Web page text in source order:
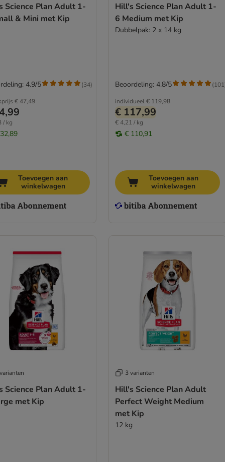
Science Plan Adult 1-
& Mini met Kip
€ 47,49
/ kg
4.9/5 (34)
Toevoegen aan
winkelwagen
Hill's Science Plan Adult 1-
6 Medium met Kip
Dubbelpak: 2 x 14 kg
individueel € 119,98
€ 117,99
€ 4,21 / kg
€ 110,91
Beoordeling: 4.8/5 (101
Toevoegen aan
winkelwagen
Science Plan Adult 1-
met Kip
3 varianten
Hill's Science Plan Adult
Perfect Weight Medium
met Kip
12 kg